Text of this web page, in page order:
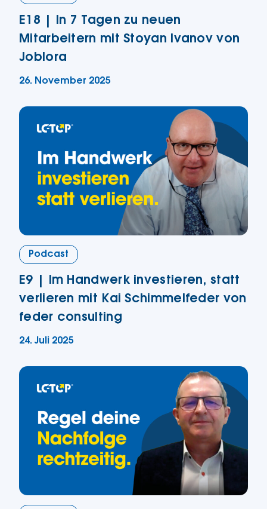
E18 | In 7 Tagen zu neuen
Mitarbeitern mit Stoyan Ivanov von
Joblora
26. November 2025
Podcast
E9 | Im Handwerk investieren, statt
verlieren mit Kai Schimmelfeder von
feder consulting
24. Juli 2025